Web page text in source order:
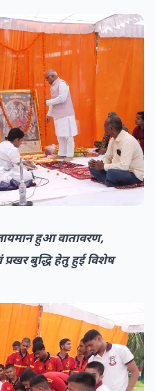
हुआ वातावरण,
प्रखर बुद्धि हेतु हुई विशेष